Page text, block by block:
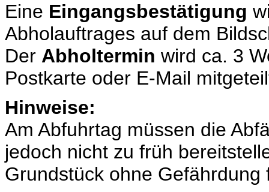
Eine Eingangsbestätigung
Abholauftrages auf dem
Der Abholtermin wird ca. 3
Postkarte oder E-Mail
Hinweise:
Am Abfuhrtag müssen die
jedoch nicht zu früh
Grundstück ohne